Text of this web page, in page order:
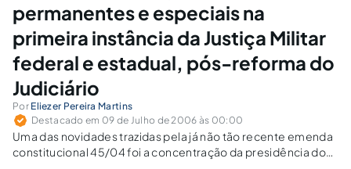
permanentes e especiais na
primeira instância da Justiça Militar
federal e estadual, pós-reforma do
Judiciário
Por Eliezer Pereira Martins
Destacado em 09 de Julho de 2006 às 00:00
Uma das novidades trazidas pela já não tão recente emenda
constitucional 45/04 foi a concentração da presidência dos